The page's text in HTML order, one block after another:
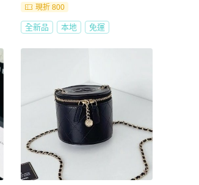
現折 800
全新品 本地 免運